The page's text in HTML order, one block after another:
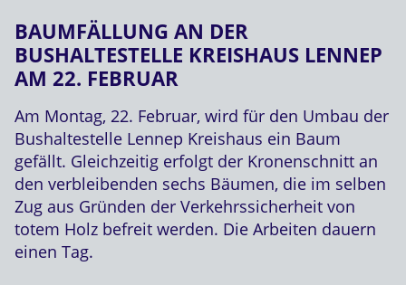
BAUMFÄLLUNG AN DER
BUSHALTESTELLE KREISHAUS LENNEP
AM 22. FEBRUAR
Am Montag, 22. Februar, wird für den Umbau der
Bushaltestelle Lennep Kreishaus ein Baum
gefällt. Gleichzeitig erfolgt der Kronenschnitt an
den verbleibenden sechs Bäumen, die im selben
Zug aus Gründen der Verkehrssicherheit von
totem Holz befreit werden. Die Arbeiten dauern
einen Tag.